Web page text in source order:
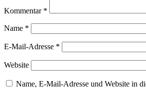
Kommentar *
Name *
E-Mail-Adresse *
Website
Name, E-Mail-Adresse und Website in